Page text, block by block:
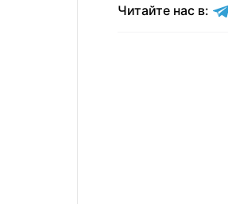
Читайте нас в: